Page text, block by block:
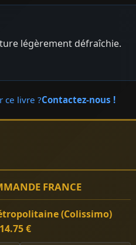
légèrement défraîchie.
ce livre ?Contactez-nous !
FRANCE
(Colissimo)
14.75 €